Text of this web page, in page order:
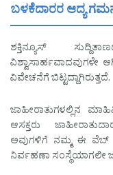
ಬಳಕೆದಾರರ ಆದ್ಯ
ಶಕ್ತಿನ್ಯೂಸ್
ವಿಶ್ವಾಸಾರ್ಹವಾದವುಗಳೇ
ವಿವೇಚನೆಗೆ ಬಿಟ್ಟದ್ದಾಗಿರುತ್ತದೆ.
ಜಾಹೀರಾತುಗಳಲ್ಲಿನ
ಆಸಕ್ತರು
ಅವುಗಳಿಗೆ ನಮ್ಮ ಈ
ನಿರ್ವಹಣಾ ಸಂಸ್ಥೆಯಾಗಲೀ